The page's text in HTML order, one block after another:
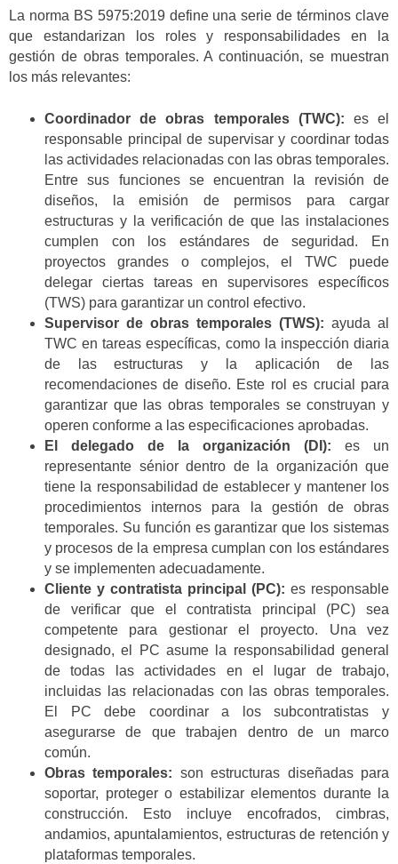
La norma BS 5975:2019 define una serie de términos clave
que estandarizan los roles y responsabilidades en la
gestión de obras temporales. A continuación, se muestran
los más relevantes:
Coordinador de obras temporales (TWC): es el
responsable principal de supervisar y coordinar todas
las actividades relacionadas con las obras temporales.
Entre sus funciones se encuentran la revisión de
diseños, la emisión de permisos para cargar
estructuras y la verificación de que las instalaciones
cumplen con los estándares de seguridad. En
proyectos grandes o complejos, el TWC puede
delegar ciertas tareas en supervisores específicos
(TWS) para garantizar un control efectivo.
Supervisor de obras temporales (TWS): ayuda al
TWC en tareas específicas, como la inspección diaria
de las estructuras y la aplicación de las
recomendaciones de diseño. Este rol es crucial para
garantizar que las obras temporales se construyan y
operen conforme a las especificaciones aprobadas.
El delegado de la organización (DI): es un
representante sénior dentro de la organización que
tiene la responsabilidad de establecer y mantener los
procedimientos internos para la gestión de obras
temporales. Su función es garantizar que los sistemas
y procesos de la empresa cumplan con los estándares
y se implementen adecuadamente.
Cliente y contratista principal (PC): es responsable
de verificar que el contratista principal (PC) sea
competente para gestionar el proyecto. Una vez
designado, el PC asume la responsabilidad general
de todas las actividades en el lugar de trabajo,
incluidas las relacionadas con las obras temporales.
El PC debe coordinar a los subcontratistas y
asegurarse de que trabajen dentro de un marco
común.
Obras temporales: son estructuras diseñadas para
soportar, proteger o estabilizar elementos durante la
construcción. Esto incluye encofrados, cimbras,
andamios, apuntalamientos, estructuras de retención y
plataformas temporales.